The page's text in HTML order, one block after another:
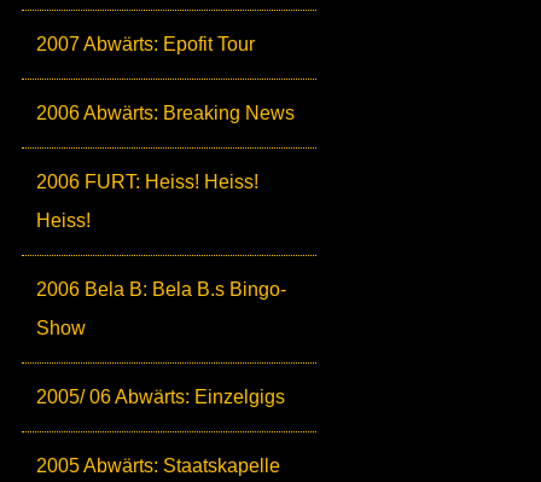
2007 Abwärts: Epofit Tour
2006 Abwärts: Breaking News
2006 FURT: Heiss! Heiss!
Heiss!
2006 Bela B: Bela B.s Bingo-
Show
2005/ 06 Abwärts: Einzelgigs
2005 Abwärts: Staatskapelle